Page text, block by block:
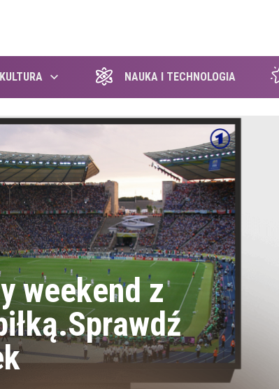
KULTURA NAUKA I TECHNOLOGIA
weekend z